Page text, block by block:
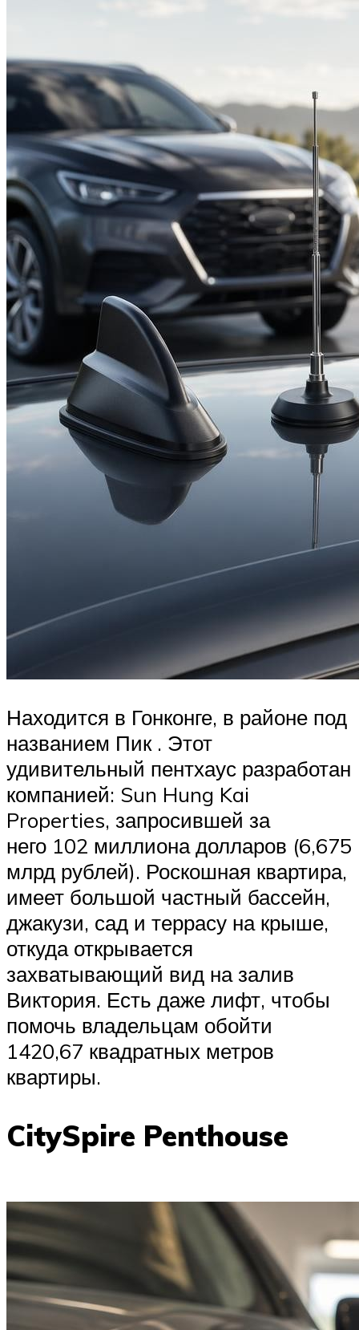
Находится в Гонконге, в районе под
названием Пик . Этот
удивительный пентхаус разработан
компанией: Sun Hung Kai
Properties, запросившей за
него 102 миллиона долларов (6,675
млрд рублей). Роскошная квартира,
имеет большой частный бассейн,
джакузи, сад и террасу на крыше,
откуда открывается
захватывающий вид на залив
Виктория. Есть даже лифт, чтобы
помочь владельцам обойти
1420,67 квадратных метров
квартиры.
CitySpire Penthouse